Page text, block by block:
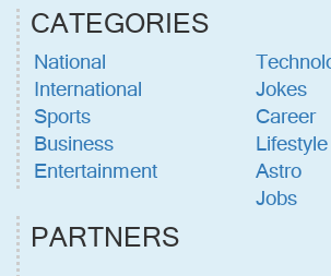
CATEGORIES
National
International
Sports
Business
Entertainment
Jokes
Career
Lifestyle
Astro
Jobs
PARTNERS